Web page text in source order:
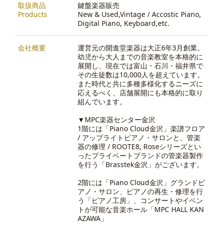
取扱商品
Products
鍵盤楽器販売
New & Used,Vintage / Accostic Piano,
Digital Piano, Keyboard,etc.
会社概要
運営元の開進堂楽器は大正6年3月創業。
幼児から大人までの音楽教室を本格的に
展開し、現在では富山・石川・福井県で
その生徒数は10,000人を超えています。
また時代と共に多種多様化するニーズに
応えるべく、店舗展開にも本格的に取り
組んでいます。
▼MPC楽器センター金沢
1階には「Piano Cloud金沢」楽譜フロア
/ アップライトピアノ・サロンと、管楽
器の修理 / ROOTE8, Roseシリーズとい
ったプライベートブランドの管楽器製作
を行う「Brasstek金沢」がございます。
2階には「Piano Cloud金沢」グランドピ
アノ・サロン、ピアノの再生・修理を行
う「ピアノ工房」、コンサートやイベン
トが可能な音楽ホール「MPC HALL KAN
AZAWA」